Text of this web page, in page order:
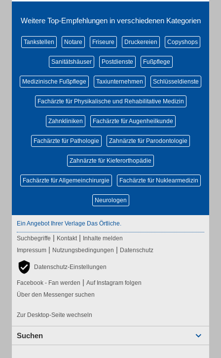
Weitere Top-Empfehlungen in verschiedenen Kategorien
Tankstellen Notare Friseure Druckereien Copyshops
Sanitätshäuser Postdienste Fußpflege
Medizinische Fußpflege Taxiunternehmen Schlüsseldienste
Fachärzte für Physikalische und Rehabilitative Medizin
Zahnkliniken Fachärzte für Augenheilkunde
Fachärzte für Pathologie Zahnärzte für Parodontologie
Zahnärzte für Kieferorthopädie
Fachärzte für Allgemeinchirurgie Fachärzte für Nuklearmedizin
Neurologen
Ein Angebot Ihrer Verlage Das Örtliche.
Suchbegriffe | Kontakt | Inhalte melden
Impressum | Nutzungsbedingungen | Datenschutz
Datenschutz-Einstellungen
Facebook - Fan werden | Auf Instagram folgen
Über den Messenger suchen
Zur Desktop-Seite wechseln
Suchen